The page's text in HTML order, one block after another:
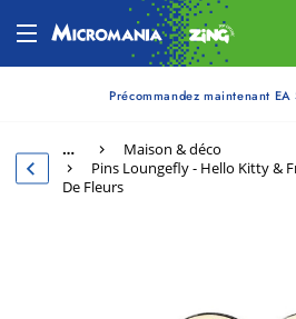
Précommandez maintenant EA
…
Maison & déco
Pins Loungefly - Hello Kitty &
De Fleurs